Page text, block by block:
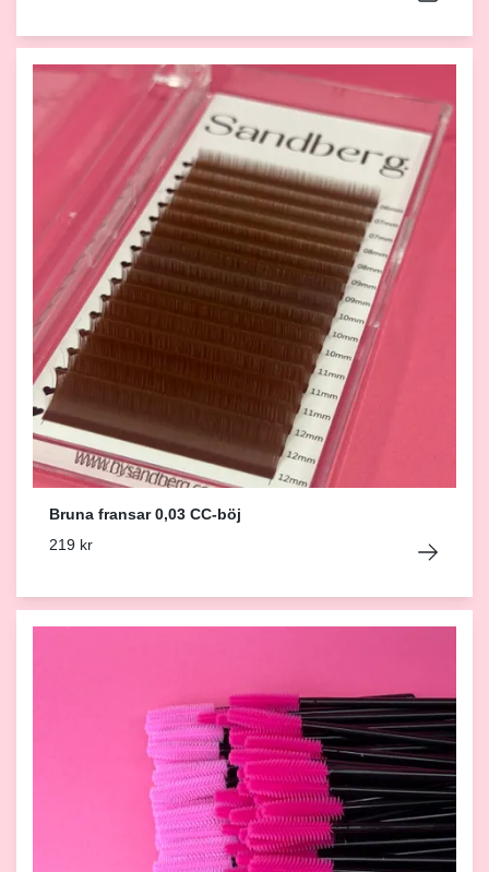
Bruna fransar 0,03 CC-böj
219 kr